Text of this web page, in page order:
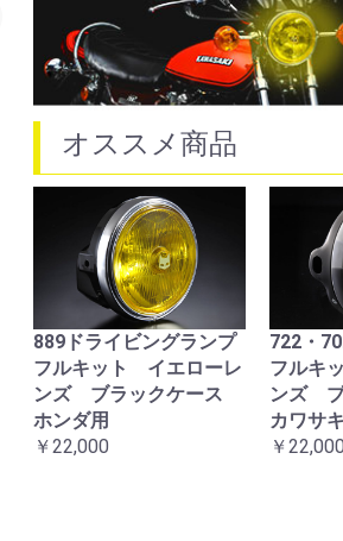
オススメ商品
889ドライビングランプ
フルキット イエローレ
ンズ ブラックケース
ホンダ用
￥22,000
722・
フルキ
ンズ
カワサ
￥22,000